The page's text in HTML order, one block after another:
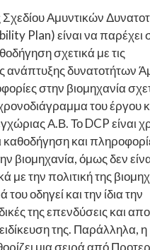
Αμυντικών
Plan) είναι να παρέχει
σχετικά με τις
ανάπτυξης δυνατοτήτων
στην βιομηχανία
του έργου
Α.Β. Το DCP είναι
καθοδήγηση και
βιομηχανία, όμως δεν
με την πολιτική της
του οδηγεί και την ίδια την
της επενδύσεις και
της. Παράλληλα, η
μια σειρά από